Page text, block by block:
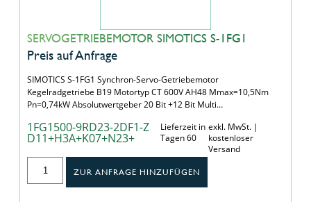
SERVOGETRIEBEMOTOR SIMOTICS S-1FG1
Preis auf Anfrage
SIMOTICS S-1FG1 Synchron-Servo-Getriebemotor
Kegelradgetriebe B19 Motortyp CT 600V AH48 Mmax=10,5Nm
Pn=0,74kW Absolutwertgeber 20 Bit +12 Bit Multi…
1FG1500-9RD23-2DF1-Z
D11+H3A+K07+N23+
Lieferzeit in
Tagen 60
exkl. MwSt. |
kostenloser
Versand
ZUR ANFRAGE HINZUFÜGEN